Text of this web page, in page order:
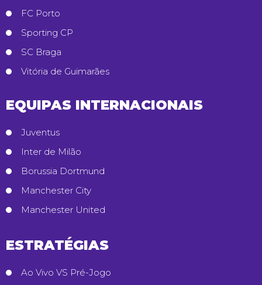
FC Porto
Sporting CP
SC Braga
Vitória de Guimarães
EQUIPAS INTERNACIONAIS
Juventus
Inter de Milão
Borussia Dortmund
Manchester City
Manchester United
ESTRATÉGIAS
Ao Vivo VS Pré-Jogo